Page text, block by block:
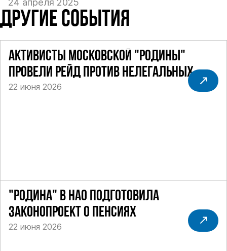
ДРУГИЕ СОБЫТИЯ
АКТИВИСТЫ МОСКОВСКОЙ "РОДИНЫ"
ПРОВЕЛИ РЕЙД ПРОТИВ НЕЛЕГАЛЬНЫХ
ТАКСИ
22 июня 2026
"РОДИНА" В НАО ПОДГОТОВИЛА
ЗАКОНОПРОЕКТ О ПЕНСИЯХ
22 июня 2026